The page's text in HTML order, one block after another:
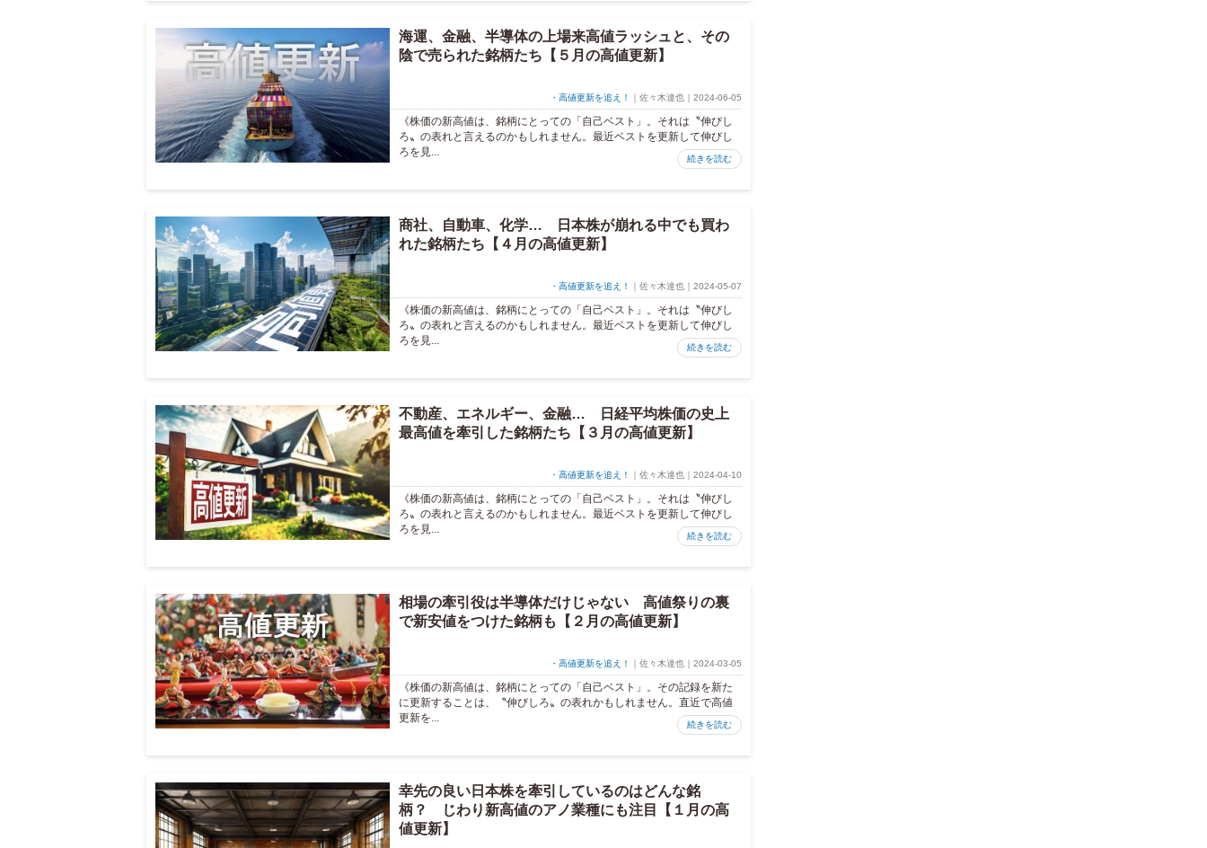
海運、金融、半導体の上場来高値ラッシュと、その
陰で売られた銘柄たち【５月の高値更新】
・高値更新を追え！ ｜佐々木達也｜2024-06-05
《株価の新高値は、銘柄にとっての「自己ベスト」。それは〝伸びし
ろ〟の表れと言えるのかもしれません。最近ベストを更新して伸びし
ろを見...
続きを読む
商社、自動車、化学… 日本株が崩れる中でも買わ
れた銘柄たち【４月の高値更新】
・高値更新を追え！ ｜佐々木達也｜2024-05-07
《株価の新高値は、銘柄にとっての「自己ベスト」。それは〝伸びし
ろ〟の表れと言えるのかもしれません。最近ベストを更新して伸びし
ろを見...
続きを読む
不動産、エネルギー、金融… 日経平均株価の史上
最高値を牽引した銘柄たち【３月の高値更新】
・高値更新を追え！ ｜佐々木達也｜2024-04-10
《株価の新高値は、銘柄にとっての「自己ベスト」。それは〝伸びし
ろ〟の表れと言えるのかもしれません。最近ベストを更新して伸びし
ろを見...
続きを読む
相場の牽引役は半導体だけじゃない 高値祭りの裏
で新安値をつけた銘柄も【２月の高値更新】
・高値更新を追え！ ｜佐々木達也｜2024-03-05
《株価の新高値は、銘柄にとっての「自己ベスト」。その記録を新た
に更新することは、〝伸びしろ〟の表れかもしれません。直近で高値
更新を...
続きを読む
幸先の良い日本株を牽引しているのはどんな銘
柄？ じわり新高値のアノ業種にも注目【１月の高
値更新】